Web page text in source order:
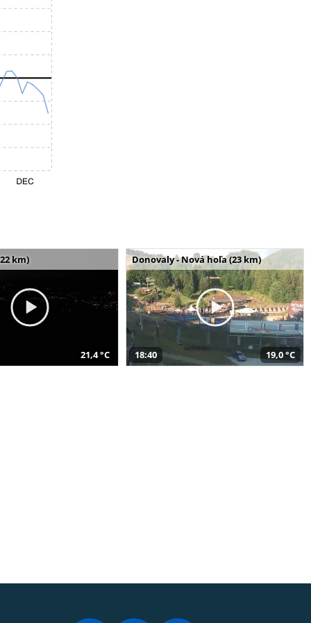
km)
21,4 °C
Donovaly - Nová hoľa (23 km)
18:40 19,0 °C